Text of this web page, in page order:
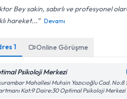
Bey sakin, sabırlı ve profesyonel
hareket...
Devamı
1 Online Görüşme
Psikoloji Merkezi
Mahallesi Muhsin Yazıcıoğlu Cad. No:8
Kat:9 Daire:30 Optimal Psikoloji Merkezi